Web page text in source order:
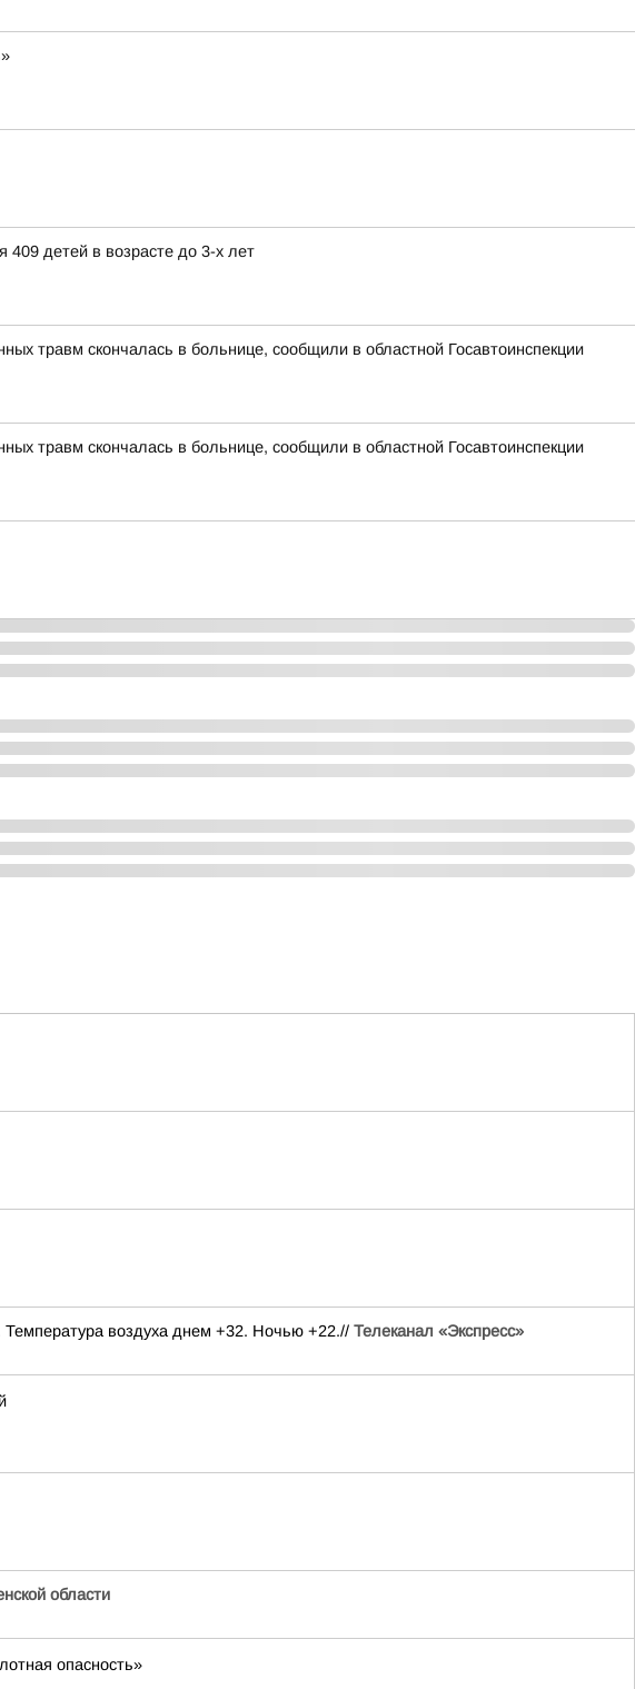
409 детей в возрасте до 3-х лет
травм скончалась в больнице, сообщили в областной Госавтоинспекции
травм скончалась в больнице, сообщили в областной Госавтоинспекции
воздуха днем +32. Ночью +22.// Телеканал «Экспресс»
области
опасность»